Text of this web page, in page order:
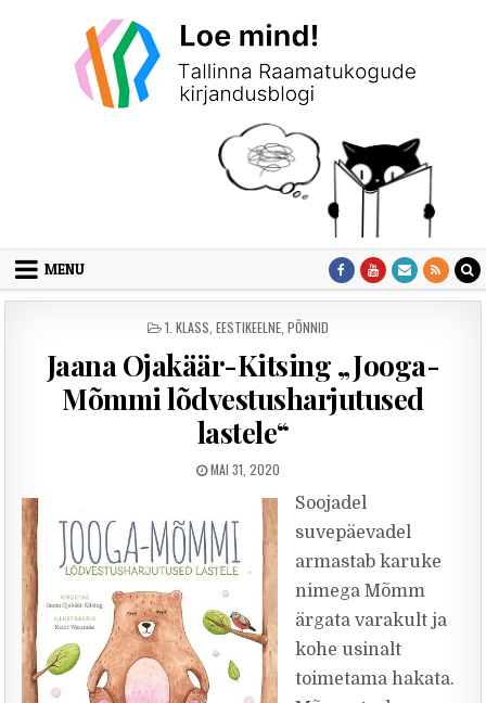
MENU
POSTED IN
1. KLASS EESTIKEELNE, PÕNNID
Jaana Ojakäär-Kitsing „Jooga-
Mõmmi lõdvestusharjutused
lastele“
PUBLISHED DATE:
MAI 31, 2020
Soojadel
suvepäevadel
armastab karuke
nimega Mõmm
ärgata varakult ja
kohe usinalt
toimetama hakata.